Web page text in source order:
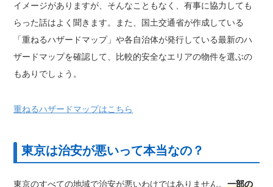
イメージがありますが、そんなこともなく、有事に協力しても
らった話はよく聞きます。また、国土交通省が作成している
「重ねるハザードマップ」や各自治体が発行している最新のハ
ザードマップを確認して、比較的安全なエリアの物件を選ぶの
もありでしょう。
重ねるハザードマップはこちら
東京は治安が悪いって本当なの？
東京のすべての地域で治安が悪いわけではありません。一部の